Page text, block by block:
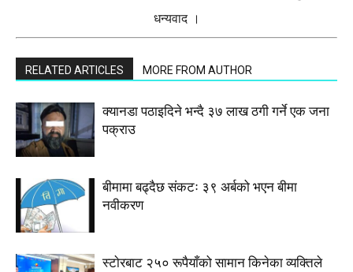
धन्यवाद ।
RELATED ARTICLES MORE FROM AUTHOR
क्यानडा पठाइदिने भन्दै ३७ लाख ठगी गर्ने एक जना
पक्राउ
बीमामा बढ्दैछ संकटः ३९ अर्बको भएन बीमा
नवीकरण
स्टाेरबाट २५० रूपैयाँको सामान किनेका व्यक्तिले